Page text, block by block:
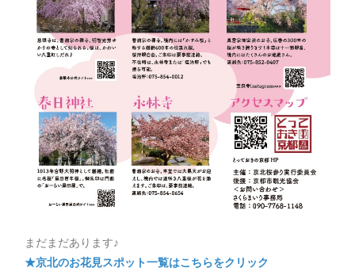
まだまだあります♪
★京北のお花見スポット一覧はこちらをクリック